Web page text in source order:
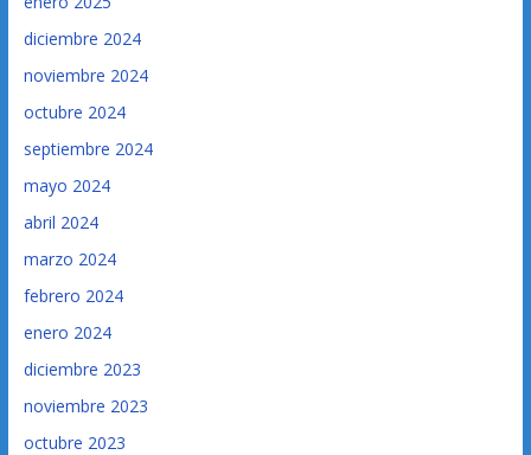
diciembre 2024
noviembre 2024
octubre 2024
septiembre 2024
mayo 2024
abril 2024
marzo 2024
febrero 2024
enero 2024
diciembre 2023
noviembre 2023
octubre 2023